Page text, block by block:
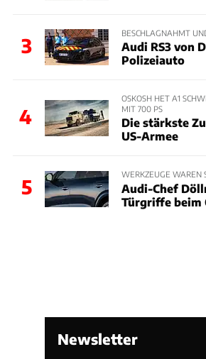
3
BESCHLAGNAHMT
Audi RS3 von
Polizeiauto
4
OSKOSH HET A1
MIT 700 PS
Die stärkste
US-Armee
5
WERKZEUGE WAREN
Audi-Chef
Türgriffe beim
Newsletter